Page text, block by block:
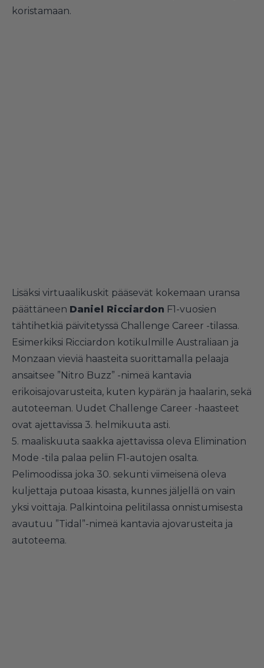
koristamaan.
Lisäksi virtuaalikuskit pääsevät kokemaan uransa
päättäneen Daniel Ricciardon F1-vuosien
tähtihetkiä päivitetyssä Challenge Career -tilassa.
Esimerkiksi Ricciardon kotikulmille Australiaan ja
Monzaan vieviä haasteita suorittamalla pelaaja
ansaitsee ”Nitro Buzz” -nimeä kantavia
erikoisajovarusteita, kuten kypärän ja haalarin, sekä
autoteeman. Uudet Challenge Career -haasteet
ovat ajettavissa 3. helmikuuta asti.
5. maaliskuuta saakka ajettavissa oleva Elimination
Mode -tila palaa peliin F1-autojen osalta.
Pelimoodissa joka 30. sekunti viimeisenä oleva
kuljettaja putoaa kisasta, kunnes jäljellä on vain
yksi voittaja. Palkintoina pelitilassa onnistumisesta
avautuu ”Tidal”-nimeä kantavia ajovarusteita ja
autoteema.